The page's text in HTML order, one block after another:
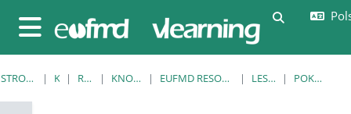
Panel boczny
STRONA GŁÓWNA RESOURCES KNOWLEDGE BANK EUFMD RESOURCES: CLINICAL DIAGNOSIS LESION LIBRARY POKAŻ POJEDYNCZO